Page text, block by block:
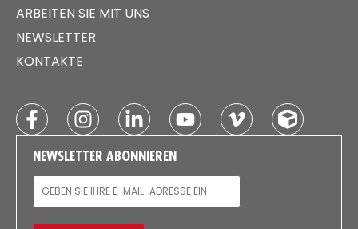
ARBEITEN SIE MIT UNS
NEWSLETTER
KONTAKTE
NEWSLETTER ABONNIEREN
E-MAIL